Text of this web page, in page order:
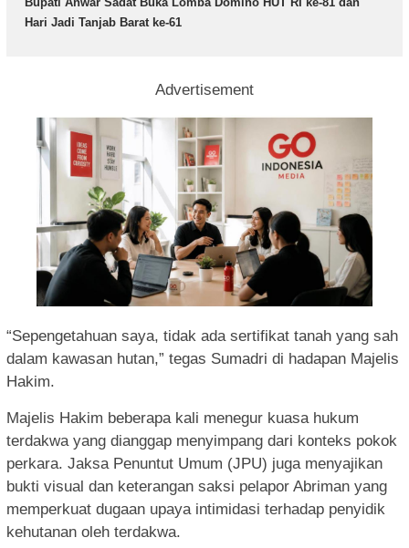
Hari Jadi Tanjab Barat ke-61
Advertisement
“Sepengetahuan saya, tidak ada sertifikat tanah yang sah
dalam kawasan hutan,” tegas Sumadri di hadapan Majelis
Hakim.
Majelis Hakim beberapa kali menegur kuasa hukum
terdakwa yang dianggap menyimpang dari konteks pokok
perkara. Jaksa Penuntut Umum (JPU) juga menyajikan
bukti visual dan keterangan saksi pelapor Abriman yang
memperkuat dugaan upaya intimidasi terhadap penyidik
kehutanan oleh terdakwa.